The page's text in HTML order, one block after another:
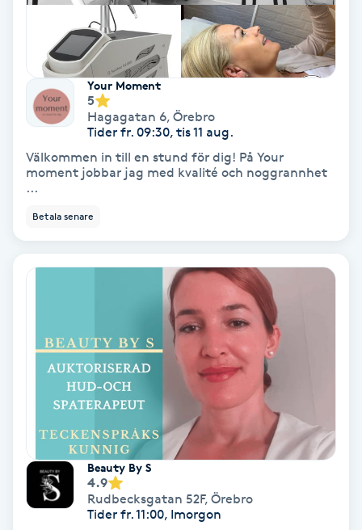
Kinesisk medicin
Kiropraktik
Klangmassage
Koppningsmassage
Kosmetisk tatuering
Kostrådgivning
Kroppsinpackning
Kroppspeeling
Your Moment
5
Hagagatan 6, Örebro
Tider fr. 09:30, tis 11 aug.
Välkommen in till en stund för dig! På Your
moment jobbar jag med kvalité och noggrannhet
...
Betala senare
Beauty By S
4.9
Rudbecksgatan 52F, Örebro
Tider fr. 11:00, Imorgon